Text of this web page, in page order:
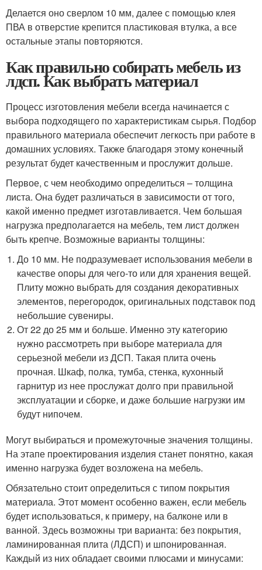
Делается оно сверлом 10 мм, далее с помощью клея
ПВА в отверстие крепится пластиковая втулка, а все
остальные этапы повторяются.
Как правильно собирать мебель из
лдсп. Как выбрать материал
Процесс изготовления мебели всегда начинается с
выбора подходящего по характеристикам сырья. Подбор
правильного материала обеспечит легкость при работе в
домашних условиях. Также благодаря этому конечный
результат будет качественным и прослужит дольше.
Первое, с чем необходимо определиться – толщина
листа. Она будет различаться в зависимости от того,
какой именно предмет изготавливается. Чем большая
нагрузка предполагается на мебель, тем лист должен
быть крепче. Возможные варианты толщины:
До 10 мм. Не подразумевает использования мебели в
качестве опоры для чего-то или для хранения вещей.
Плиту можно выбрать для создания декоративных
элементов, перегородок, оригинальных подставок под
небольшие сувениры.
От 22 до 25 мм и больше. Именно эту категорию
нужно рассмотреть при выборе материала для
серьезной мебели из ДСП. Такая плита очень
прочная. Шкаф, полка, тумба, стенка, кухонный
гарнитур из нее прослужат долго при правильной
эксплуатации и сборке, и даже большие нагрузки им
будут нипочем.
Могут выбираться и промежуточные значения толщины.
На этапе проектирования изделия станет понятно, какая
именно нагрузка будет возложена на мебель.
Обязательно стоит определиться с типом покрытия
материала. Этот момент особенно важен, если мебель
будет использоваться, к примеру, на балконе или в
ванной. Здесь возможны три варианта: без покрытия,
ламинированная плита (ЛДСП) и шпонированная.
Каждый из них обладает своими плюсами и минусами: